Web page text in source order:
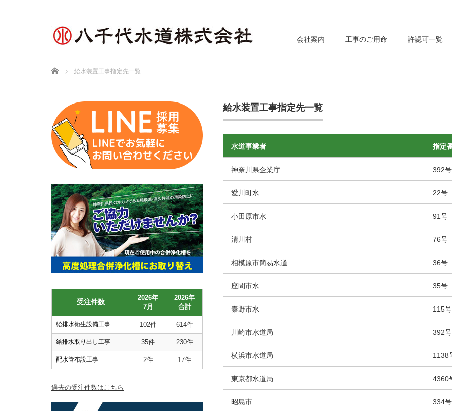
会社案内 工事のご用命 許認可一覧
Home 給水装置工事指定先一覧
給水装置工事指定先一覧
水道事業者 指定
神奈川県企業庁 392号
愛川町水 22号
小田原市水 91号
清川村 76号
相模原市簡易水道 36号
座間市水 35号
秦野市水 115号
川崎市水道局 392号
横浜市水道局 1138
東京都水道局 4360
昭島市 334号
受注件数
2026年
7月
2026年
合計
給排水衛生設備工事 102件 614件
給排水取り出し工事 35件 230件
配水管布設工事 2件 17件
過去の受注件数はこちら